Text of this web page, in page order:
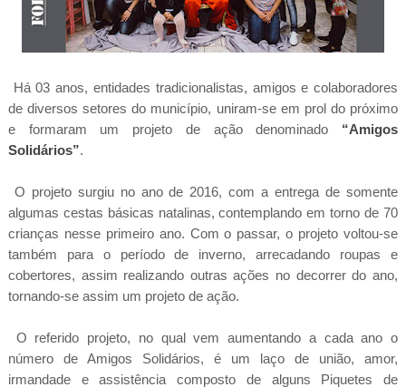
Há 03 anos, entidades tradicionalistas, amigos e colaboradores
de diversos setores do município, uniram-se em prol do próximo
e formaram um projeto de ação denominado “Amigos
Solidários”.
O projeto surgiu no ano de 2016, com a entrega de somente
algumas cestas básicas natalinas, contemplando em torno de 70
crianças nesse primeiro ano. Com o passar, o projeto voltou-se
também para o período de inverno, arrecadando roupas e
cobertores, assim realizando outras ações no decorrer do ano,
tornando-se assim um projeto de ação.
O referido projeto, no qual vem aumentando a cada ano o
número de Amigos Solidários, é um laço de união, amor,
irmandade e assistência composto de alguns Piquetes de